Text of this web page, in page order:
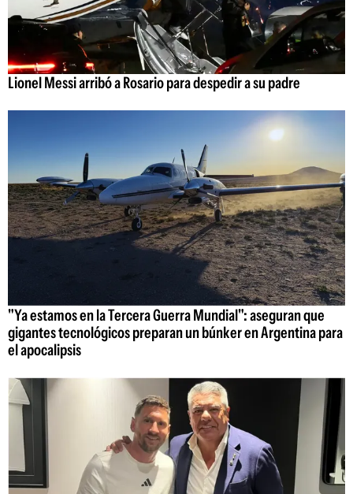
Lionel Messi arribó a Rosario para despedir a su padre
"Ya estamos en la Tercera Guerra Mundial": aseguran que
gigantes tecnológicos preparan un búnker en Argentina para
el apocalipsis